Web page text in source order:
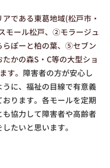
である東葛地域(松戸市・
モール松戸、②モラージュ
ぽーと柏の葉、⑤セブン
かの森S・C等の大型ショ
す。 障害者の方が安心し
に、福祉の目線で有意義
ります。各モールを定期
協力して障害者や高齢者
たいと思います。